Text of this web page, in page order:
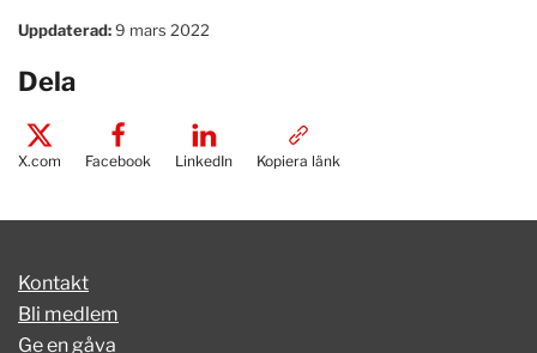
Uppdaterad:9 mars 2022
Dela
X.com Facebook LinkedIn Kopiera länk
Kontakt
Bli medlem
Ge en gåva